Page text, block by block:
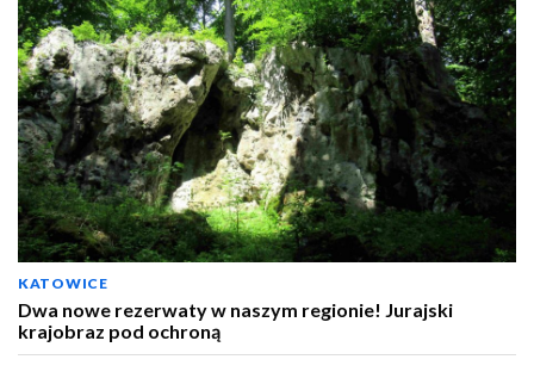
KATOWICE
Dwa nowe rezerwaty w naszym regionie! Jurajski
krajobraz pod ochroną